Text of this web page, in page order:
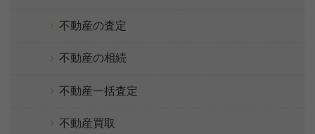
不動産の査定
不動産の相続
不動産一括査定
不動産買取
【完全無料】うちの価格いくら？